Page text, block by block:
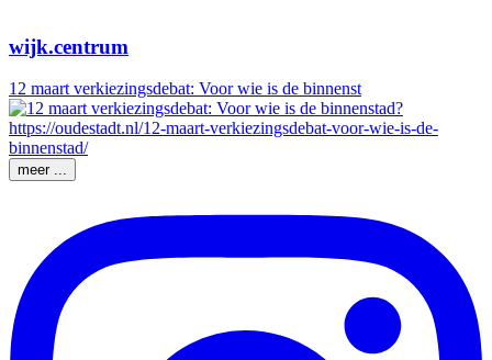
wijk.centrum
12 maart verkiezingsdebat: Voor wie is de binnenst
meer ...